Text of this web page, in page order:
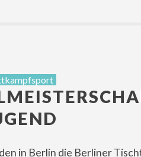
in Berlin die Berliner